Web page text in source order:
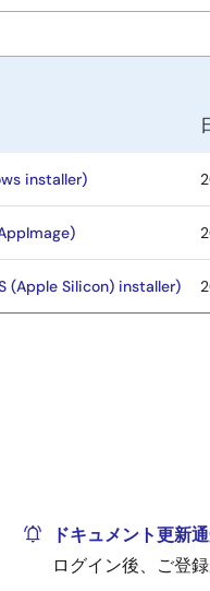
installer)
(Apple Silicon) installer)
ドキュメント更新
ログイン後、ご登